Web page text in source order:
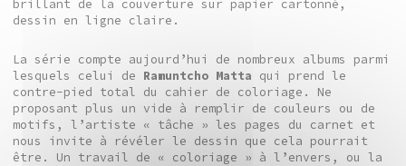
brillant de la couverture sur papier cartonné,
dessin en ligne claire.
La série compte aujourd’hui de nombreux albums parmi
lesquels celui de Ramuntcho Matta qui prend le
contre-pied total du cahier de coloriage. Ne
proposant plus un vide à remplir de couleurs ou de
motifs, l’artiste « tâche » les pages du carnet et
nous invite à révéler le dessin que cela pourrait
être. Un travail de « coloriage » à l’envers, ou la